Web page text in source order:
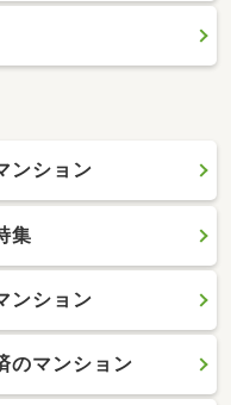
ンション
集
ンション
のマンション